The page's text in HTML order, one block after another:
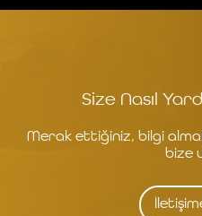
Size Nasıl
Merak ettiğiniz, bilgi
bize